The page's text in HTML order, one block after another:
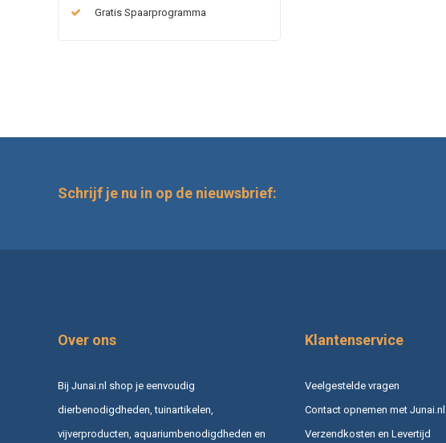
Gratis Spaarprogramma
Schrijf je nu in op de nieuwsbrief:
Over ons
Bij Junai.nl shop je eenvoudig
dierbenodigdheden, tuinartikelen,
vijverproducten, aquariumbenodigdheden en
Klantenservice
Veelgestelde vragen
Contact opnemen met Junai.nl
Verzendkosten en Levertijd